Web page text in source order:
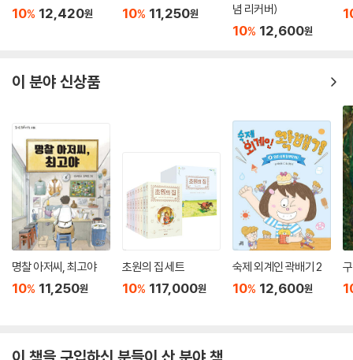
10% 12,420원 10% 11,250원
념 리커버)
10% 12,600원
이 분야 신상품
명찰 아저씨, 최고야
10% 11,250원
초원의 집 세트
10% 117,000원
숙제 외계인 곽배기 2
10% 12,600원